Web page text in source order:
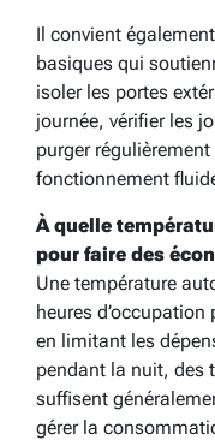
Il convient
basiques qui
isoler les portes
journée, vérifier les
purger
fonctionnement
À quelle
pour faire des
Une température
heures
en limitant les
pendant la nuit, des
suffisent
gérer la